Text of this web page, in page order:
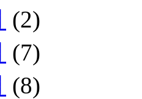
(2)
(7)
(8)